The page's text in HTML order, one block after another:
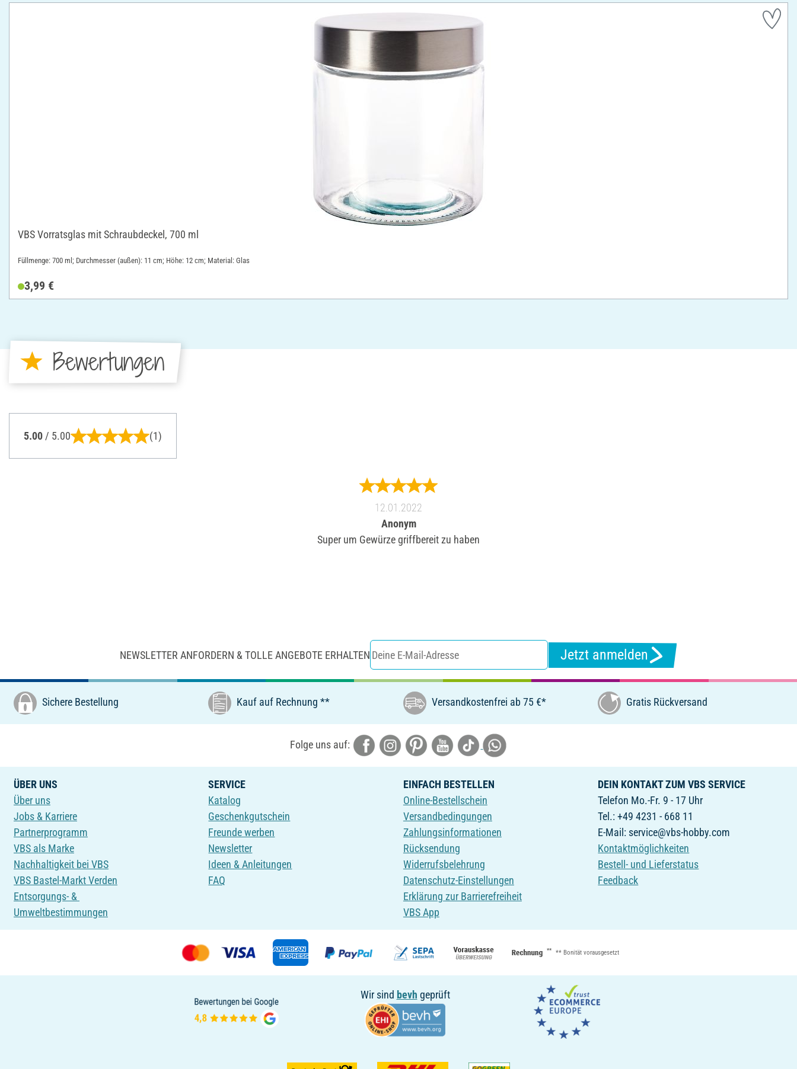
VBS Vorratsglas mit Schraubdeckel, 700 ml
Füllmenge: 700 ml; Durchmesser (außen): 11 cm; Höhe: 12 cm; Material: Glas
3,99 €
Bewertungen
5.00 / 5.00 (1)
12.01.2022
Anonym
Super um Gewürze griffbereit zu haben
NEWSLETTER ANFORDERN & TOLLE ANGEBOTE ERHALTEN Jetzt anmelden
Sichere Bestellung Kauf auf Rechnung ** Versandkostenfrei ab 75 €* Gratis Rückversand
Folge uns auf:
ÜBER UNS
Über uns
Jobs & Karriere
Partnerprogramm
VBS als Marke
Nachhaltigkeit bei VBS
VBS Bastel-Markt Verden
Entsorgungs- &
Umweltbestimmungen
SERVICE
Katalog
Geschenkgutschein
Freunde werben
Newsletter
Ideen & Anleitungen
FAQ
EINFACH BESTELLEN
Online-Bestellschein
Versandbedingungen
Zahlungsinformationen
Rücksendung
Widerrufsbelehrung
Datenschutz-Einstellungen
Erklärung zur Barrierefreiheit
VBS App
DEIN KONTAKT ZUM VBS SERVICE
Telefon Mo.-Fr. 9 - 17 Uhr
Tel.: +49 4231 - 668 11
E-Mail: service@vbs-hobby.com
Kontaktmöglichkeiten
Bestell- und Lieferstatus
Feedback
** ** Bonität vorausgesetzt
Wir sind bevh geprüft